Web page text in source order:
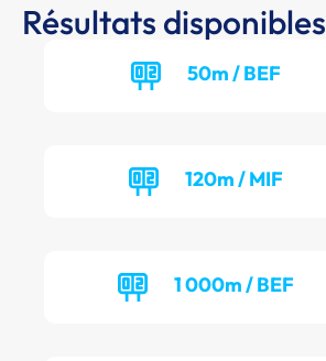
Résultats disponibles
50m / BEF
120m / MIF
1 000m / BEF